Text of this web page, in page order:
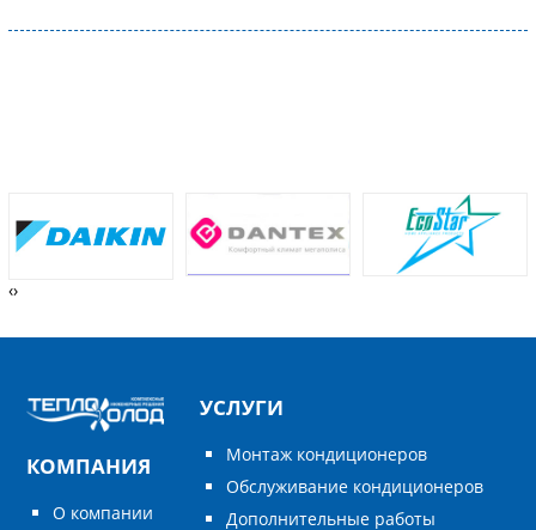
‹›
КОМПАНИЯ
О компании
УСЛУГИ
Монтаж кондиционеров
Обслуживание кондиционеров
Дополнительные работы